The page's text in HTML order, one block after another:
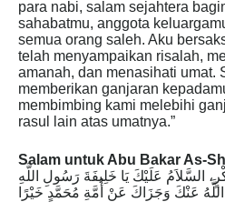
para nabi, salam sejahtera
sahabatmu, anggota
semua orang saleh. Aku
telah menyampaikan risalah,
amanah, dan menasihati umat.
memberikan ganjaran
membimbing kami melebihi
rasul lain atas umatnya.”
Salam untuk Abu Bakar As-
السَّلاَمُ عَلَيْكَ يَا خَلِيفَةَ رَسُولِ اللَّهِ
عَنْكَ وَجَزَاكَ عَنْ أُمَّةِ مُحَمَّدٍ خَيْرًا